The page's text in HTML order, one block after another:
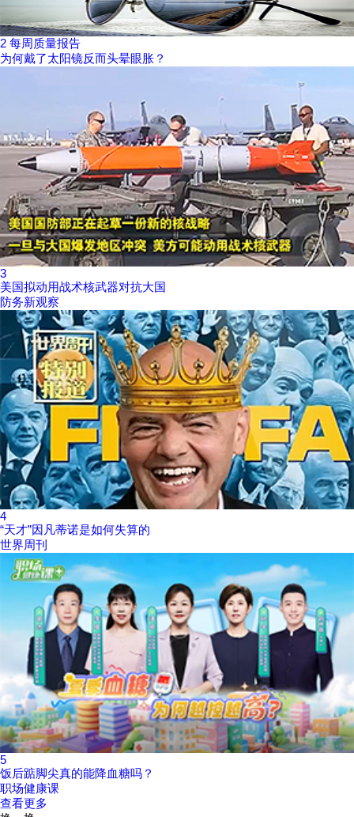
2 每周质量报告
为何戴了太阳镜反而头晕眼胀？
3
美国拟动用战术核武器对抗大国
防务新观察
4
“天才”因凡蒂诺是如何失算的
世界周刊
5
饭后踮脚尖真的能降血糖吗？
职场健康课
查看更多